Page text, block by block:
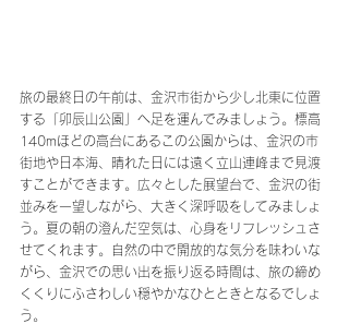
旅の最終日の午前は、金沢市街から少し北東に位置
する「卯辰山公園」へ足を運んでみましょう。標高
140mほどの高台にあるこの公園からは、金沢の市
街地や日本海、晴れた日には遠く立山連峰まで見渡
すことができます。広々とした展望台で、金沢の街
並みを一望しながら、大きく深呼吸をしてみましょ
う。夏の朝の澄んだ空気は、心身をリフレッシュさ
せてくれます。自然の中で開放的な気分を味わいな
がら、金沢での思い出を振り返る時間は、旅の締め
くくりにふさわしい穏やかなひとときとなるでしょ
う。